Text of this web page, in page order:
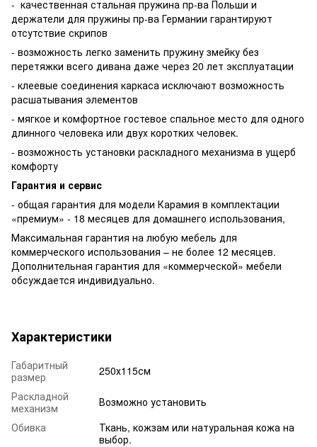
- качественная стальная пружина пр-ва Польши и
держатели для пружины пр-ва Германии гарантируют
отсутствие скрипов
- возможность легко заменить пружину змейку без
перетяжки всего дивана даже через 20 лет эксплуатации
- клеевые соединения каркаса исключают возможность
расшатывания элементов
- мягкое и комфортное гостевое спальное место для одного
длинного человека или двух коротких человек.
- возможность установки раскладного механизма в ущерб
комфорту
Гарантия и сервис
- общая гарантия для модели Карамия в комплектации
«премиум» - 18 месяцев для домашнего использования,
Максимальная гарантия на любую мебель для
коммерческого использования – не более 12 месяцев.
Дополнительная гарантия для «коммерческой» мебели
обсуждается индивидуально.
Характеристики
Габаритный
размер
250х115см
Раскладной
механизм
Возможно установить
Обивка
Ткань, кожзам или натуральная кожа на
выбор.